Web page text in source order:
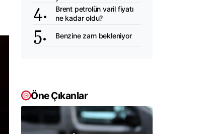
Brent petrolün varil fiyatı
ne kadar oldu?
Benzine zam bekleniyor
Öne Çıkanlar